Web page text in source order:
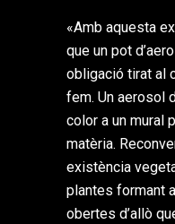
«Amb aquesta
que un pot
obligació tirat al
fem. Un aerosol
color a un mural
matèria.
existència
plantes formant
obertes d’allò